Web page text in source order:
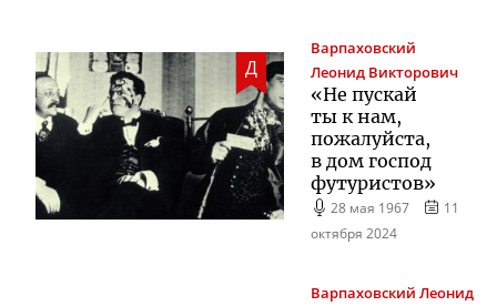
Д
Варпаховский
Леонид Викторович
«Не пускай
ты к нам,
пожалуйста,
в дом господ
футуристов»
28 мая 1967
11
октября 2024
Варпаховский Леонид